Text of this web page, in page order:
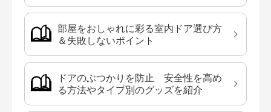
部屋をおしゃれに彩る室内ドア選び方
＆失敗しないポイント
ドアのぶつかりを防止 安全性を高め
る方法やタイプ別のグッズを紹介